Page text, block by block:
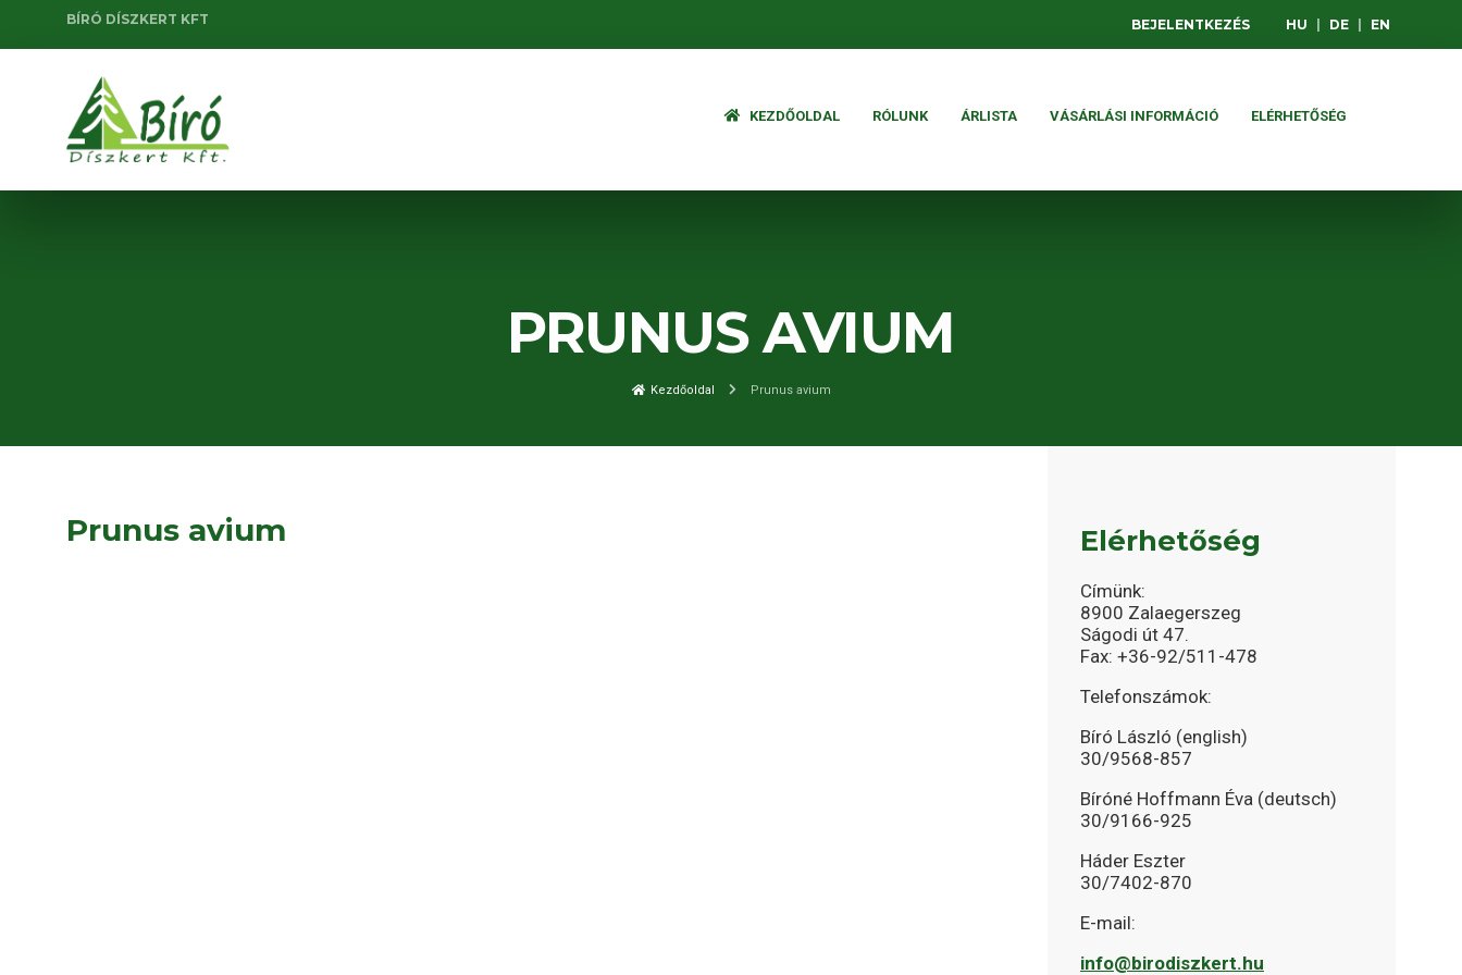
BÍRÓ DÍSZKERT KFT BEJELENTKEZÉS HU DE EN
KEZDŐOLDAL RÓLUNK ÁRLISTA VÁSÁRLÁSI INFORMÁCIÓ ELÉRHETŐSÉG
PRUNUS AVIUM
Kezdőoldal Prunus avium
Prunus avium Elérhetőség
Címünk:
8900 Zalaegerszeg
Ságodi út 47.
Fax: +36-92/511-478
Telefonszámok:
Bíró László (english)
30/9568-857
Bíróné Hoffmann Éva (deutsch)
30/9166-925
Háder Eszter
30/7402-870
E-mail:
info@birodiszkert.hu